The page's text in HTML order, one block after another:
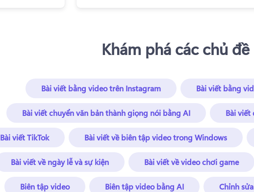
Khám phá các chủ đề
Bài viết bằng video trên Instagram Bài viết bằng
Bài viết chuyển văn bản thành giọng nói bằng AI Bài viết
Bài viết TikTok Bài viết về biên tập video trong Windows
Bài viết về ngày lễ và sự kiện Bài viết về video chơi game
Biên tập video Biên tập video bằng AI Chỉnh